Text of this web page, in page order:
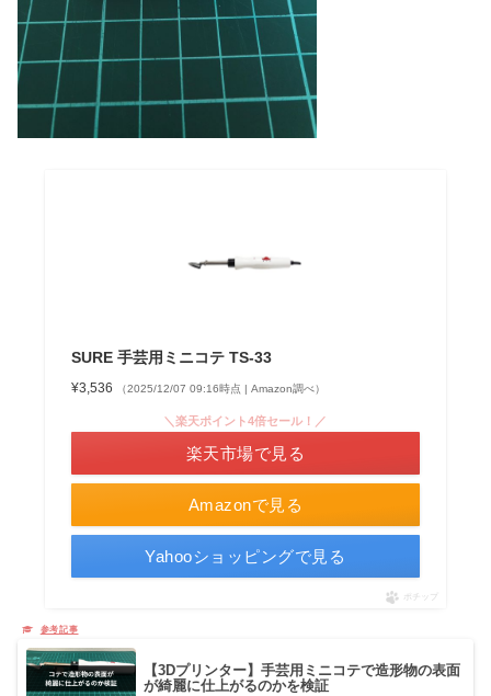
SURE 手芸用ミニコテ TS-33
¥3,536 （2025/12/07 09:16時点 | Amazon調べ）
Amazonで見る
＼楽天ポイント4倍セール！／
楽天市場で見る
Yahooショッピングで見る
ポチップ
【3Dプリンター】手芸用ミニコテで造形物の表面
が綺麗に仕上がるのかを検証